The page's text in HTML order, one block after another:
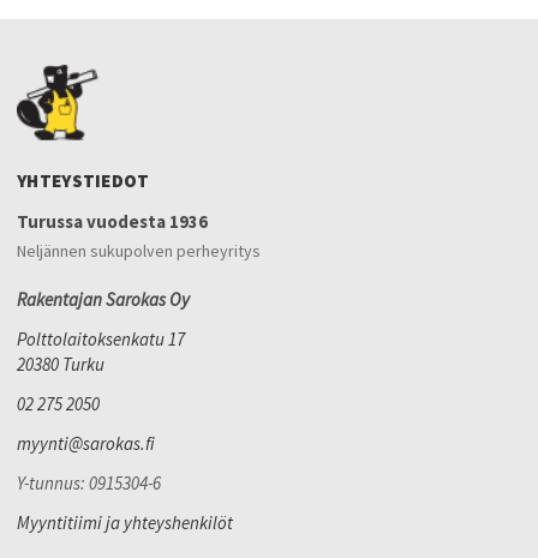
YHTEYSTIEDOT
Turussa vuodesta 1936
Neljännen sukupolven perheyritys
Rakentajan Sarokas Oy
Polttolaitoksenkatu 17
20380 Turku
02 275 2050
myynti@sarokas.fi
Y-tunnus: 0915304-6
Myyntitiimi ja yhteyshenkilöt